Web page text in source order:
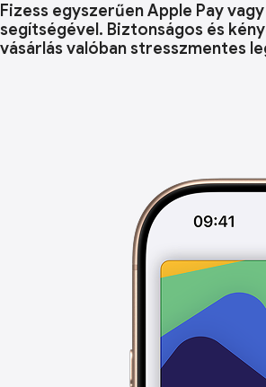
Fizess egyszerűen Apple Pay
segítségével. Biztonságos és
vásárlás valóban stresszmentes